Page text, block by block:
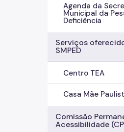
Agenda da
Municipal da
Deficiência
Serviços
SMPED
Centro TEA
Casa Mãe
Comissão
Acessibilidade